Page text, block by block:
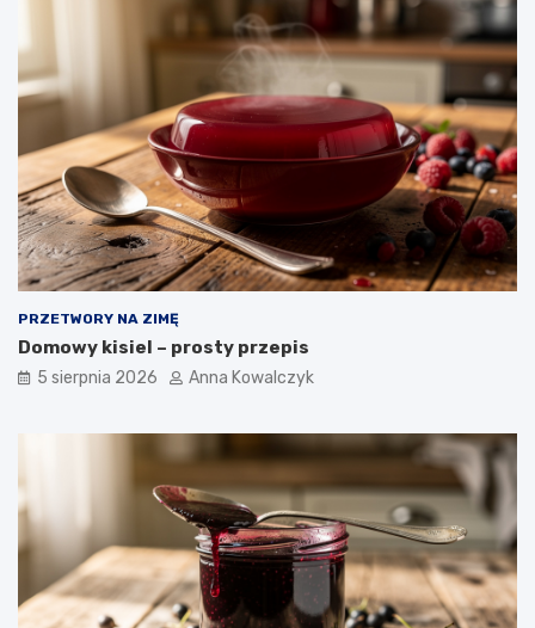
PRZETWORY NA ZIMĘ
Domowy kisiel – prosty przepis
5 sierpnia 2026 Anna Kowalczyk